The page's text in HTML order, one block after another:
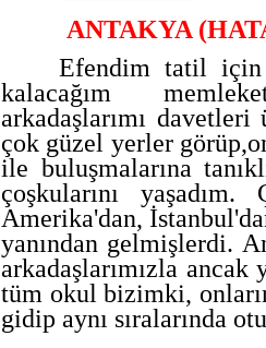
ANTAKYA
Efendim tatil için
kalacağım
arkadaşlarımı
çok güzel yerler
ile buluşmalarına
çoşkularını
Amerika'dan,
yanından gelmişlerdi.
arkadaşlarımızla ancak
tüm okul bizimki,
gidip aynı sıralarında